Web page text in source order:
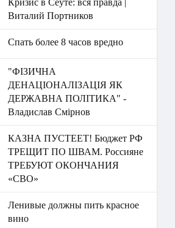
Кризис в Сеуте: вся правда |
Виталий Портников
Спать более 8 часов вредно
"ФІЗИЧНА
ДЕНАЦІОНАЛІЗАЦІЯ ЯК
ДЕРЖАВНА ПОЛІТИКА" -
Владислав Смірнов
КАЗНА ПУСТЕЕТ! Бюджет РФ
ТРЕЩИТ ПО ШВАМ. Россияне
ТРЕБУЮТ ОКОНЧАНИЯ
«СВО»
Ленивые должны пить красное
вино